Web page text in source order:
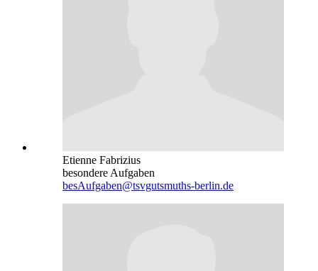
Etienne Fabrizius
besondere Aufgaben
besAufgaben@tsvgutsmuths-berlin.de